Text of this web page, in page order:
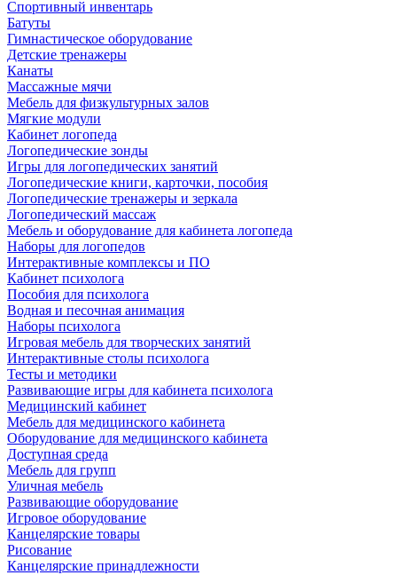
Спортивный инвентарь
Батуты
Гимнастическое оборудование
Детские тренажеры
Канаты
Массажные мячи
Мебель для физкультурных залов
Мягкие модули
Кабинет логопеда
Логопедические зонды
Игры для логопедических занятий
Логопедические книги, карточки, пособия
Логопедические тренажеры и зеркала
Логопедический массаж
Мебель и оборудование для кабинета логопеда
Наборы для логопедов
Интерактивные комплексы и ПО
Кабинет психолога
Пособия для психолога
Водная и песочная анимация
Наборы психолога
Игровая мебель для творческих занятий
Интерактивные столы психолога
Тесты и методики
Развивающие игры для кабинета психолога
Медицинский кабинет
Мебель для медицинского кабинета
Оборудование для медицинского кабинета
Доступная среда
Мебель для групп
Уличная мебель
Развивающие оборудование
Игровое оборудование
Канцелярские товары
Рисование
Канцелярские принадлежности